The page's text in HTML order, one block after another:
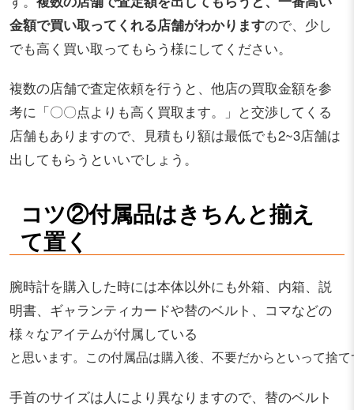
金額で買い取ってくれる店舗がわかりますので、少し
でも高く買い取ってもらう様にしてください。
複数の店舗で査定依頼を行うと、他店の買取金額を参
考に「〇〇点よりも高く買取ます。」と交渉してくる
店舗もありますので、見積もり額は最低でも2~3店舗は
出してもらうといいでしょう。
コツ②付属品はきちんと揃え
て置く
腕時計を購入した時には本体以外にも外箱、内箱、説
明書、ギャランティカードや替のベルト、コマなどの
様々なアイテムが付属している
と思います。この付属品は購入後、不要だからといって捨
手首のサイズは人により異なりますので、替のベルト